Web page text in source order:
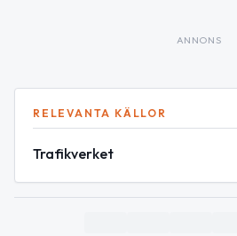
ANNONS
RELEVANTA KÄLLOR
Trafikverket